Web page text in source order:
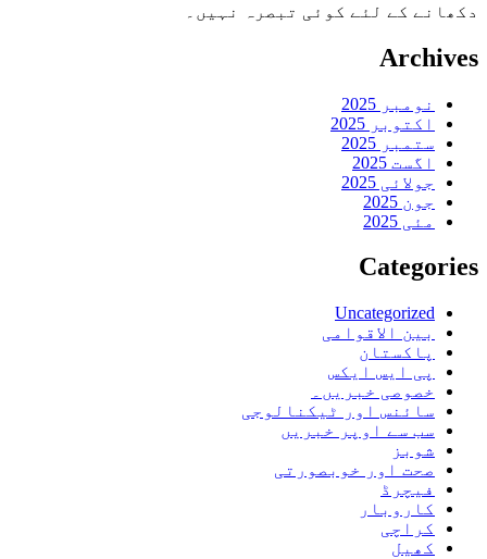
دکھانے کے لئے کوئی تبصرہ نہیں۔
Archives
نومبر 2025
اکتوبر 2025
ستمبر 2025
اگست 2025
جولائی 2025
جون 2025
مئی 2025
Categories
Uncategorized
بین الاقوامی
پاکستان
پی ایس ایکس
خصوصی خبریں۔
سائنس اور ٹیکنالوجی
سب سے اوپر خبریں
شوبز
صحت اور خوبصورتی
فیچرڈ
کاروبار
کراچی
کھیل